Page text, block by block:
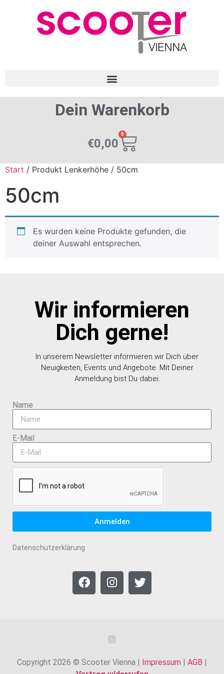
Dein Warenkorb
€0,00
0
Start / Produkt Lenkerhöhe / 50cm
50cm
Es wurden keine Produkte gefunden, die
deiner Auswahl entsprechen.
Wir informieren
Dich gerne!
In unserem Newsletter informieren wir Dich über
Neuigkeiten, Events und Angebote. Mit Deiner
Anmeldung bist Du dabei.
Name
E-Mail
Anmelden
Datenschutzerklärung
Copyright 2026 © Scooter Vienna | Impressum | AGB |